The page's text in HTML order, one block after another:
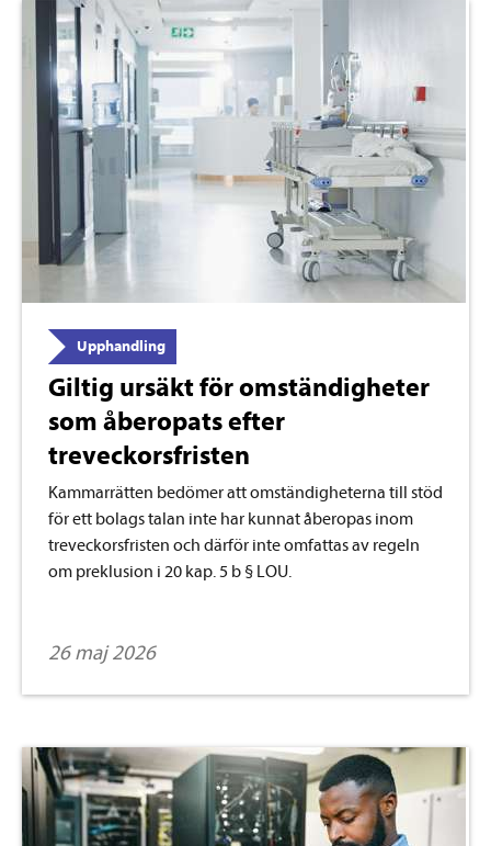
Upphandling
Giltig ursäkt för omständigheter
som åberopats efter
treveckorsfristen
Kammarrätten bedömer att omständigheterna till stöd
för ett bolags talan inte har kunnat åberopas inom
treveckorsfristen och därför inte omfattas av regeln
om preklusion i 20 kap. 5 b § LOU.
26 maj 2026